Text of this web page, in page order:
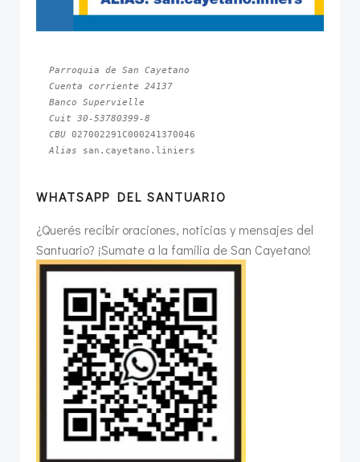
Parroquia de San Cayetano
Cuenta corriente 24137
Banco Supervielle
Cuit 30-53780399-8
CBU
Alias san.cayetano.liniers
WHATSAPP DEL SANTUARIO
¿Querés recibir oraciones, noticias y mensajes del
Santuario? ¡Sumate a la familia de San Cayetano!